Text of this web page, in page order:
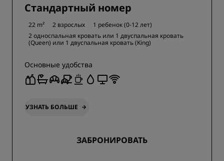
Стандартный номер
22 m² 2 взрослых
1 ребенок (0-12 лет)
2 односпальная кровать или 1 двуспальная кровать
(Queen) или 1 двуспальная кровать (King)
Основные удобства
УЗНАТЬ БОЛЬШЕ
ЗАБРОНИРОВАТЬ